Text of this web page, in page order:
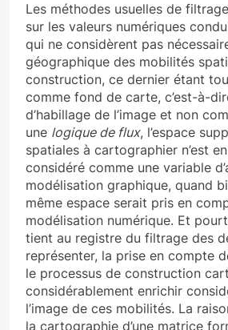
Les méthodes usuelles de
sur les valeurs numériques
qui ne considèrent pas
géographique des mobilités
construction, ce dernier étant
comme fond de carte, c’est-à-
d’habillage de l’image et non
une logique de flux, l’espace
spatiales à cartographier n’est
considéré comme une variable
modélisation graphique, quand
même espace serait pris en
modélisation numérique. Et
tient au registre du filtrage des
représenter, la prise en compte
le processus de construction
considérablement enrichir
l’image de ces mobilités. La
la cartographie d’une matrice